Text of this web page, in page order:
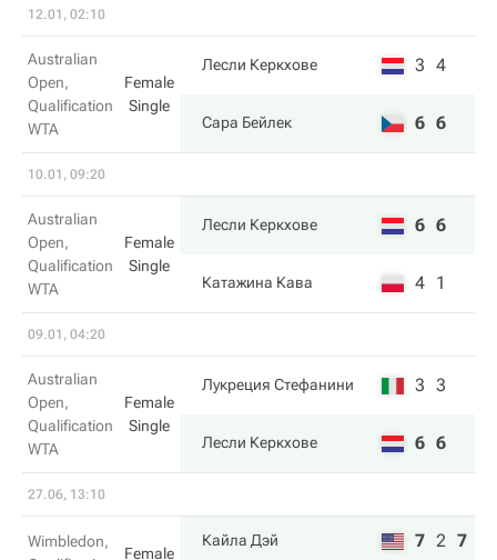
12.01, 02:10
Australian
Open,
Qualification
WTA
Female
Single
Лесли Керкхове 3 4
Сара Бейлек 6 6
10.01, 09:20
Australian
Open,
Qualification
WTA
Female
Single
Лесли Керкхове 6 6
Катажина Кава 4 1
09.01, 04:20
Australian
Open,
Qualification
WTA
Female
Single
Лукреция Стефанини 3 3
Лесли Керкхове 6 6
27.06, 13:10
Wimbledon,
Female
Кайла Дэй 7 2 7